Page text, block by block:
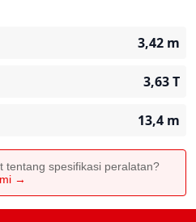
3,42 m
3,63T
13,4 m
tentang spesifikasi peralatan?
→